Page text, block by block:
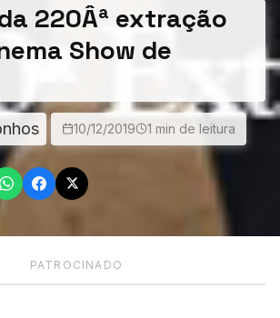
220Âª extração
Show de
10/12/2019 1 min de leitura
PATROCINADO